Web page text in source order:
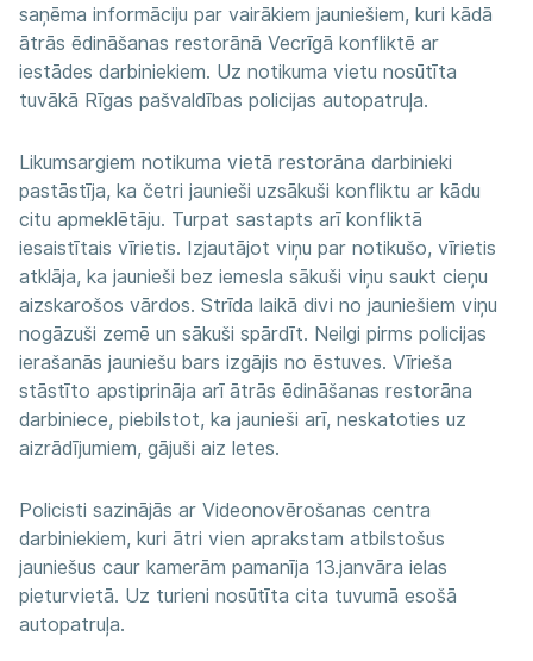
saņēma informāciju par vairākiem jauniešiem, kuri kādā
ātrās ēdināšanas restorānā Vecrīgā konfliktē ar
iestādes darbiniekiem. Uz notikuma vietu nosūtīta
tuvākā Rīgas pašvaldības policijas autopatruļa.
Likumsargiem notikuma vietā restorāna darbinieki
pastāstīja, ka četri jaunieši uzsākuši konfliktu ar kādu
citu apmeklētāju. Turpat sastapts arī konfliktā
iesaistītais vīrietis. Izjautājot viņu par notikušo, vīrietis
atklāja, ka jaunieši bez iemesla sākuši viņu saukt cieņu
aizskarošos vārdos. Strīda laikā divi no jauniešiem viņu
nogāzuši zemē un sākuši spārdīt. Neilgi pirms policijas
ierašanās jauniešu bars izgājis no ēstuves. Vīrieša
stāstīto apstiprināja arī ātrās ēdināšanas restorāna
darbiniece, piebilstot, ka jaunieši arī, neskatoties uz
aizrādījumiem, gājuši aiz letes.
Policisti sazinājās ar Videonovērošanas centra
darbiniekiem, kuri ātri vien aprakstam atbilstošus
jauniešus caur kamerām pamanīja 13.janvāra ielas
pieturvietā. Uz turieni nosūtīta cita tuvumā esošā
autopatruļa.